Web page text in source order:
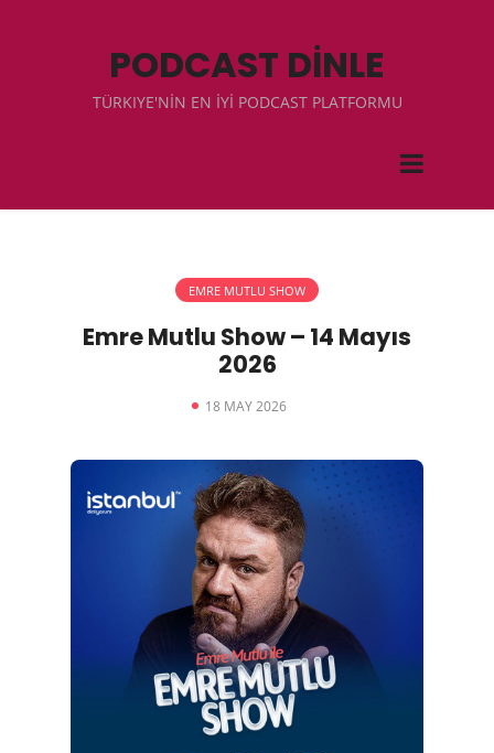
PODCAST DİNLE
TÜRKIYE'NİN EN İYİ PODCAST PLATFORMU
EMRE MUTLU SHOW
Emre Mutlu Show – 14 Mayıs
2026
18 MAY 2026